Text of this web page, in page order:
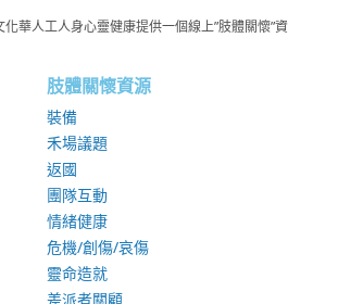
華人工人身心靈健康提供一個線上”肢體關懷”資
肢體關懷資源
裝備
禾場議題
返國
團隊互動
情緒健康
危機/創傷/哀傷
靈命造就
差派者關顧